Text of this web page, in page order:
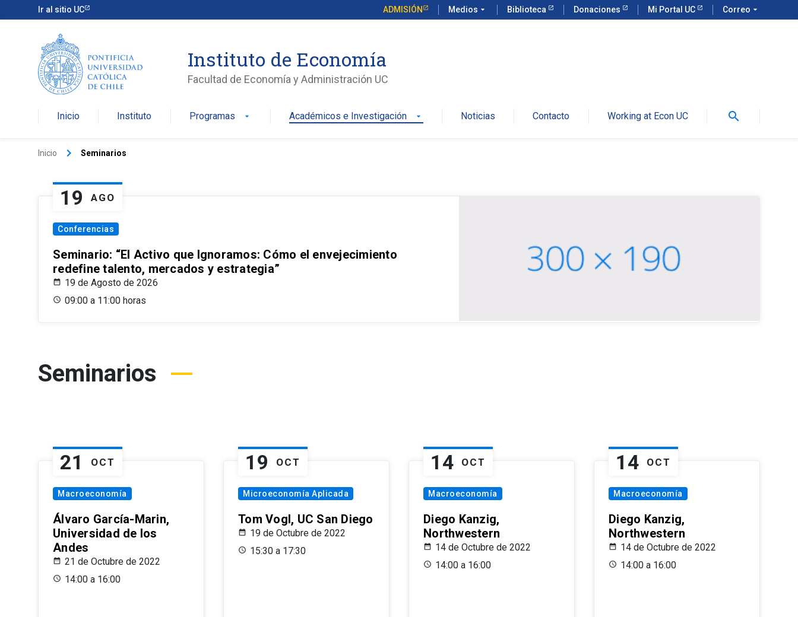
Ir al sitio UC ADMISIÓN Medios arrow_drop_down Biblioteca Donaciones Mi Portal UC Correo arrow_drop_down
Instituto de Economía
Facultad de Economía y Administración UC
Inicio Instituto Programas arrow_drop_down Académicos e Investigación arrow_drop_down Noticias Contacto Working at Econ UC search
Inicio keyboard_arrow_right Seminarios
19 AGO
Conferencias
Seminario: “El Activo que Ignoramos: Cómo el envejecimiento
redefine talento, mercados y estrategia”
19 de Agosto de 2026
09:00 a 11:00 horas
Seminarios
21 OCT
Macroeconomía
Álvaro García-Marin,
Universidad de los
Andes
21 de Octubre de 2022
14:00 a 16:00
19 OCT
Microeconomía Aplicada
Tom Vogl, UC San Diego
19 de Octubre de 2022
15:30 a 17:30
14 OCT
Macroeconomía
Diego Kanzig,
Northwestern
14 de Octubre de 2022
14:00 a 16:00
14 OCT
Macroeconomía
Diego Kanzig,
Northwestern
14 de Octubre de 2022
14:00 a 16:00